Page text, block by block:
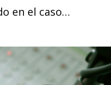
en el caso…